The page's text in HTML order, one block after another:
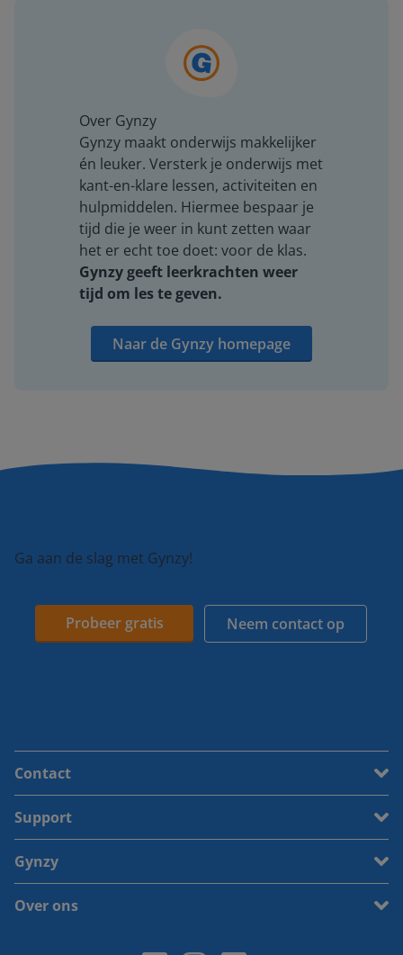
Over Gynzy
Gynzy maakt onderwijs makkelijker
én leuker. Versterk je onderwijs met
kant-en-klare lessen, activiteiten en
hulpmiddelen. Hiermee bespaar je
tijd die je weer in kunt zetten waar
het er echt toe doet: voor de klas.
Gynzy geeft leerkrachten weer
tijd om les te geven.
Naar de Gynzy homepage
Ga aan de slag met Gynzy!
Probeer gratis Neem contact op
Contact
Support
Gynzy
Over ons